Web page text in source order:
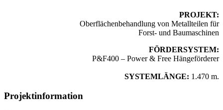
PROJEKT:
Oberflächenbehandlung von Metallteilen für
Forst- und Baumaschinen
FÖRDERSYSTEM:
P&F400 – Power & Free Hängeförderer
SYSTEMLÄNGE: 1.470 m.
Projektinformation